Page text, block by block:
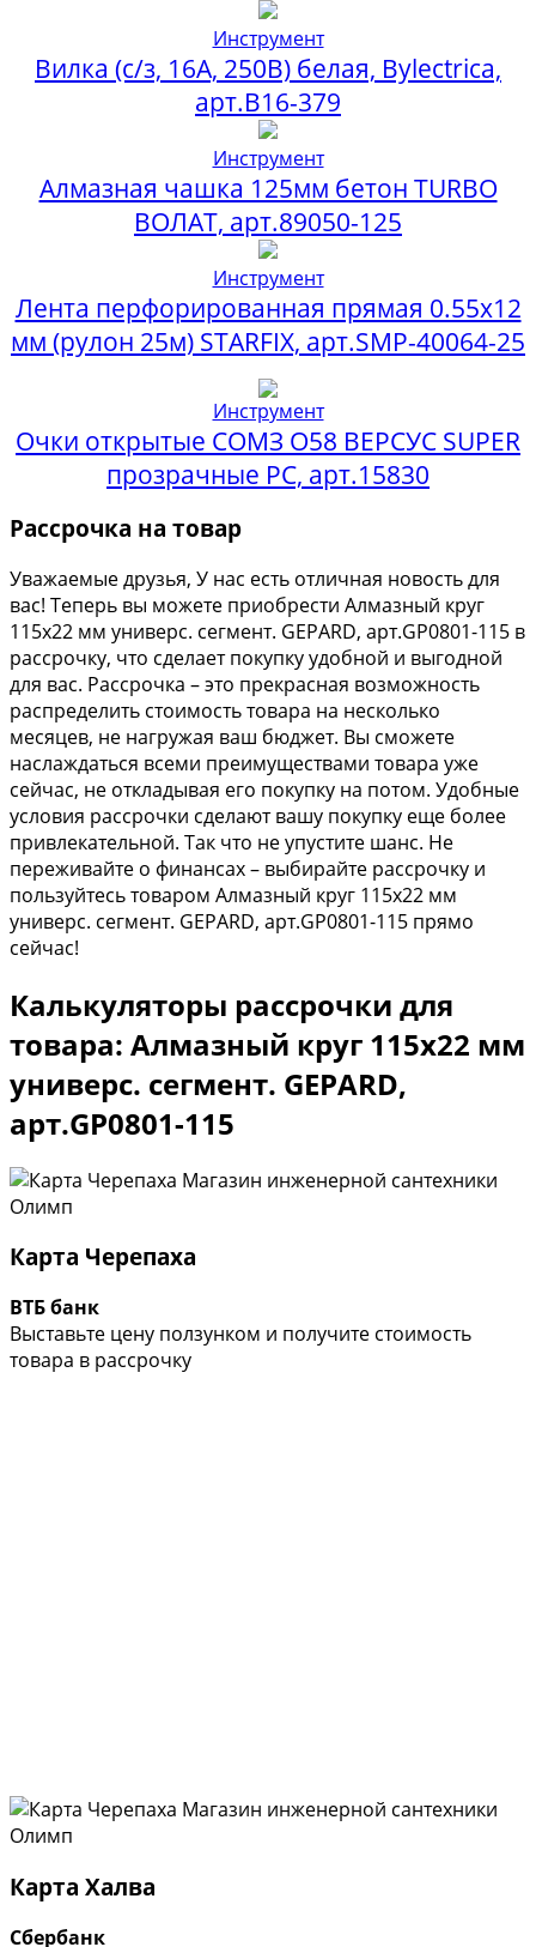
Инструмент
Вилка (с/з, 16А, 250В) белая, Bylectrica,
арт.В16-379
Инструмент
Алмазная чашка 125мм бетон TURBO
ВОЛАТ, арт.89050-125
Инструмент
Лента перфорированная прямая 0.55х12
мм (рулон 25м) STARFIX, арт.SMP-40064-25
Инструмент
Очки открытые СОМЗ О58 ВЕРСУС SUPER
прозрачные PC, арт.15830
Рассрочка на товар
Уважаемые друзья, У нас есть отличная новость для
вас! Теперь вы можете приобрести Алмазный круг
115х22 мм универс. сегмент. GEPARD, арт.GP0801-115 в
рассрочку, что сделает покупку удобной и выгодной
для вас. Рассрочка – это прекрасная возможность
распределить стоимость товара на несколько
месяцев, не нагружая ваш бюджет. Вы сможете
наслаждаться всеми преимуществами товара уже
сейчас, не откладывая его покупку на потом. Удобные
условия рассрочки сделают вашу покупку еще более
привлекательной. Так что не упустите шанс. Не
переживайте о финансах – выбирайте рассрочку и
пользуйтесь товаром Алмазный круг 115х22 мм
универс. сегмент. GEPARD, арт.GP0801-115 прямо
сейчас!
Калькуляторы рассрочки для
товара: Алмазный круг 115х22 мм
универс. сегмент. GEPARD,
арт.GP0801-115
Карта Черепаха
ВТБ банк
Выставьте цену ползунком и получите стоимость
товара в рассрочку
Карта Халва
Сбербанк